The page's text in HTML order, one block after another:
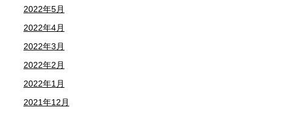
2022年5月
2022年4月
2022年3月
2022年2月
2022年1月
2021年12月